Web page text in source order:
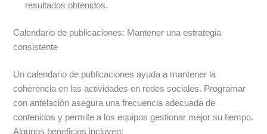
resultados obtenidos.
Calendario de publicaciones: Mantener una estrategia
consistente
Un calendario de publicaciones ayuda a mantener la
coherencia en las actividades en redes sociales. Programar
con antelación asegura una frecuencia adecuada de
contenidos y permite a los equipos gestionar mejor su tiempo.
Algunos beneficios incluyen: